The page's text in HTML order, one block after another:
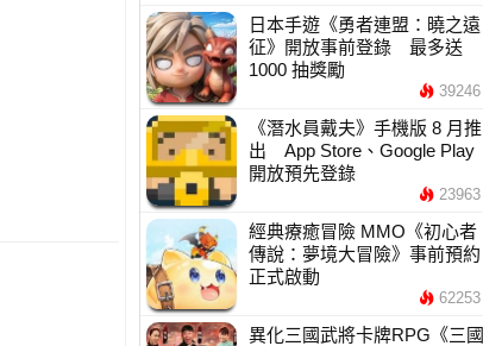
日本手遊《勇者連盟：曉之遠
征》開放事前登錄 最多送
1000 抽獎勵
39246
《潛水員戴夫》手機版 8 月推
出 App Store、Google Play
開放預先登錄
23963
經典療癒冒險 MMO《初心者
傳說：夢境大冒險》事前預約
正式啟動
62253
異化三國武將卡牌RPG《三國